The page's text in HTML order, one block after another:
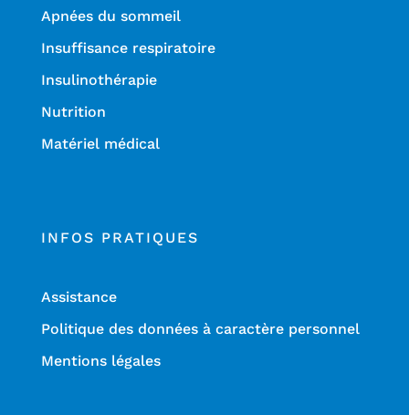
Apnées du sommeil
Insuffisance respiratoire
Insulinothérapie
Nutrition
Matériel médical
INFOS PRATIQUES
Assistance
Politique des données à caractère personnel
Mentions légales